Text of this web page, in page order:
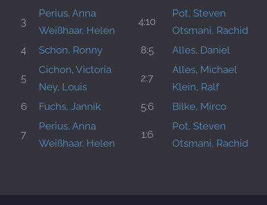
3
Perius, Anna
Weißhaar, Helen
4:10
Pot, Steven
Otsmani, Rachid
4
Schon, Ronny 8:5 Alles, Daniel
5
Cichon, Victoria
Ney, Louis
2:7
Alles, Michael
Klein, Ralf
6
Fuchs, Jannik 5:6 Bilke, Mirco
7
Perius, Anna
Weißhaar, Helen
1:6
Pot, Steven
Otsmani, Rachid